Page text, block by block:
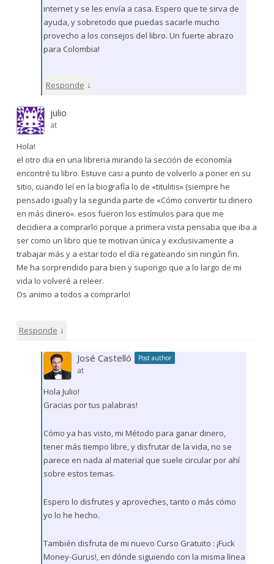
internet y se les envía a casa. Espero que te sirva de
ayuda, y sobretodo que puedas sacarle mucho
provecho a los consejos del libro. Un fuerte abrazo
para Colombia!
Responde ↓
julio
at
Hola!
el otro dia en una libreria mirando la sección de economía
encontré tu libro. Estuve casi a punto de volverlo a poner en su
sitio, cuando leí en la biografía lo de «titulitis» (siempre he
pensado igual) y la segunda parte de «Cómo convertir tu dinero
en más dinero». esos fueron los estímulos para que me
decidiera a comprarlo porque a primera vista pensaba que iba a
ser como un libro que te motivan única y exclusivamente a
trabajar más y a estar todo el día regateando sin ningún fin.
Me ha sorprendido para bien y supongo que a lo largo de mi
vida lo volveré a releer.
Os animo a todos a comprarlo!
Responde ↓
José Castelló Post author
at
Hola Julio!
Gracias por tus palabras!
Cómo ya has visto, mi Método para ganar dinero,
tener más tiempo libre, y disfrutar de la vida, no se
parece en nada al material que suele circular por ahí
sobre estos temas.
Espero lo disfrutes y aproveches, tanto o más cómo
yo lo he hecho.
También disfruta de mi nuevo Curso Gratuito : ¡Fuck
Money-Gurus!, en dónde siguiendo con la misma línea